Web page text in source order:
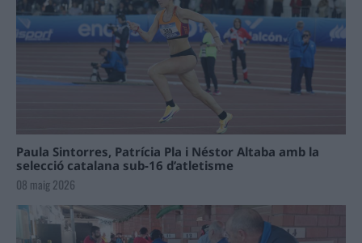
Paula Sintorres, Patrícia Pla i Néstor Altaba amb la
selecció catalana sub-16 d’atletisme
08 maig 2026